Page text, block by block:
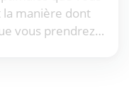
manière dont
vous prendrez